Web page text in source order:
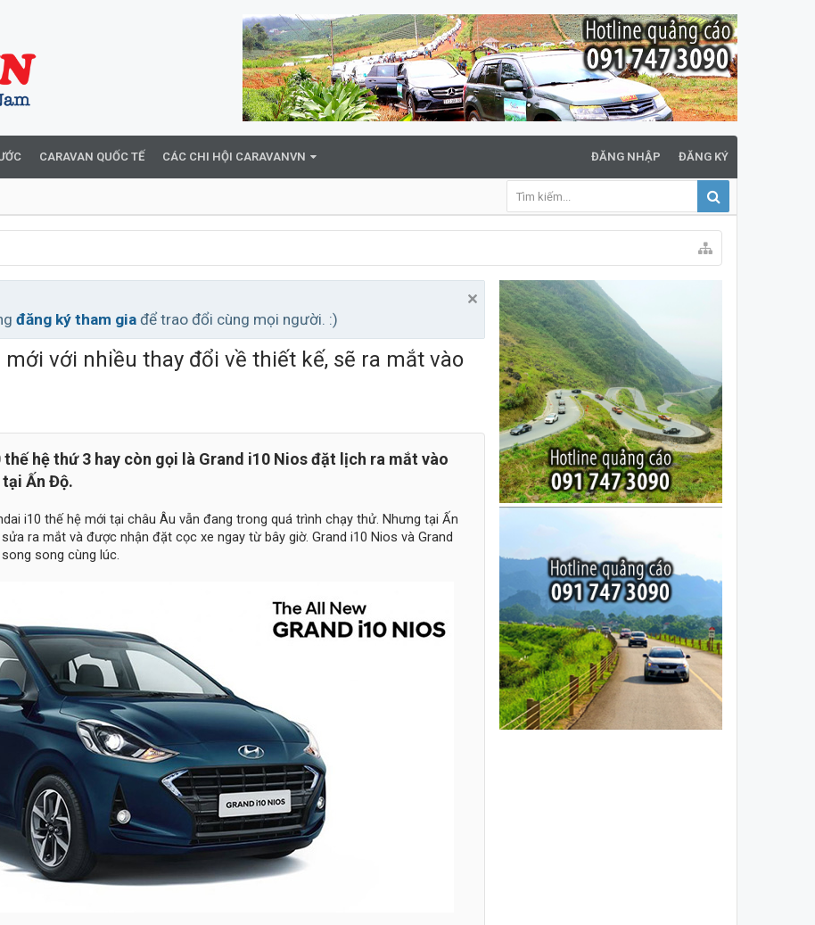
CARAVAN QUỐC TẾ CÁC CHI HỘI CARAVANVN ĐĂNG NHẬP ĐĂNG KÝ
đăng ký tham gia để trao đổi cùng mọi người. :)
với nhiều thay đổi về thiết kế, sẽ ra mắt vào
thế hệ thứ 3 hay còn gọi là Grand i10 Nios đặt lịch ra mắt vào
Ấn Độ.
i10 thế hệ mới tại châu Âu vẫn đang trong quá trình chạy thử. Nhưng tại Ấn
ra mắt và được nhận đặt cọc xe ngay từ bây giờ. Grand i10 Nios và Grand
song cùng lúc.